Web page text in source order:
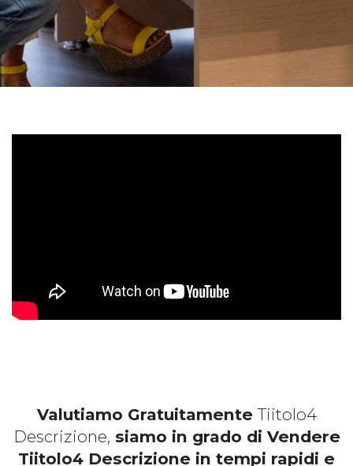
Valutiamo GratuitamenteTiitolo4
Descrizione, siamo in grado di Vendere
Tiitolo4 Descrizione in tempi rapidi e